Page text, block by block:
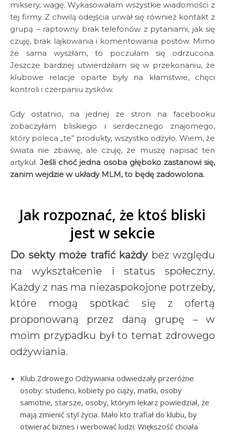
miksery, wagę. Wykasowałam wszystkie wiadomości z
tej firmy. Z chwilą odejścia urwał się również kontakt z
grupą – raptowny brak telefonów z pytaniami, jak się
czuję, brak lajkowania i komentowania postów. Mimo
że sama wyszłam, to poczułam się odrzucona.
Jeszcze bardziej utwierdziłam się w przekonaniu, że
klubowe relacje oparte były na kłamstwie, chęci
kontroli i czerpaniu zysków.
Gdy ostatnio, na jednej ze stron na facebooku
zobaczyłam bliskiego i serdecznego znajomego,
który poleca „te” produkty, wszystko odżyło. Wiem, że
świata nie zbawię, ale czuję, że muszę napisać ten
artykuł.Jeśli choć jedna osoba głęboko zastanowi się,
zanim wejdzie w układy MLM, to będę zadowolona.
Jak rozpoznać, że ktoś bliski
jest w sekcie
Do sekty może trafić każdybez względu
na wykształcenie i status społeczny.
Każdy z nas ma niezaspokojone potrzeby,
które mogą spotkać się z ofertą
proponowaną przez daną grupę – w
moim przypadku był to temat zdrowego
odżywiania.
Klub Zdrowego Odżywiania odwiedzały przeróżne
osoby: studenci, kobiety po ciąży, matki, osoby
samotne, starsze, osoby, którym lekarz powiedział, że
mają zmienić styl życia. Mało kto trafiał do klubu, by
otwierać biznes i werbować ludzi. Większość chciała